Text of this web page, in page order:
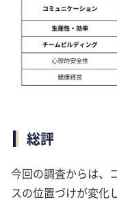
総評
今回の調査からは、
スの位置づけが変化